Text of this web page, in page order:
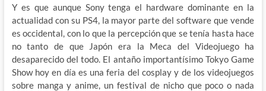
Y es que aunque Sony tenga el hardware dominante en la
actualidad con su PS4, la mayor parte del software que vende
es occidental, con lo que la percepción que se tenía hasta hace
no tanto de que Japón era la Meca del Videojuego ha
desaparecido del todo. El antaño importantísimo Tokyo Game
Show hoy en día es una feria del cosplay y de los videojuegos
sobre manga y anime, un festival de nicho que poco o nada